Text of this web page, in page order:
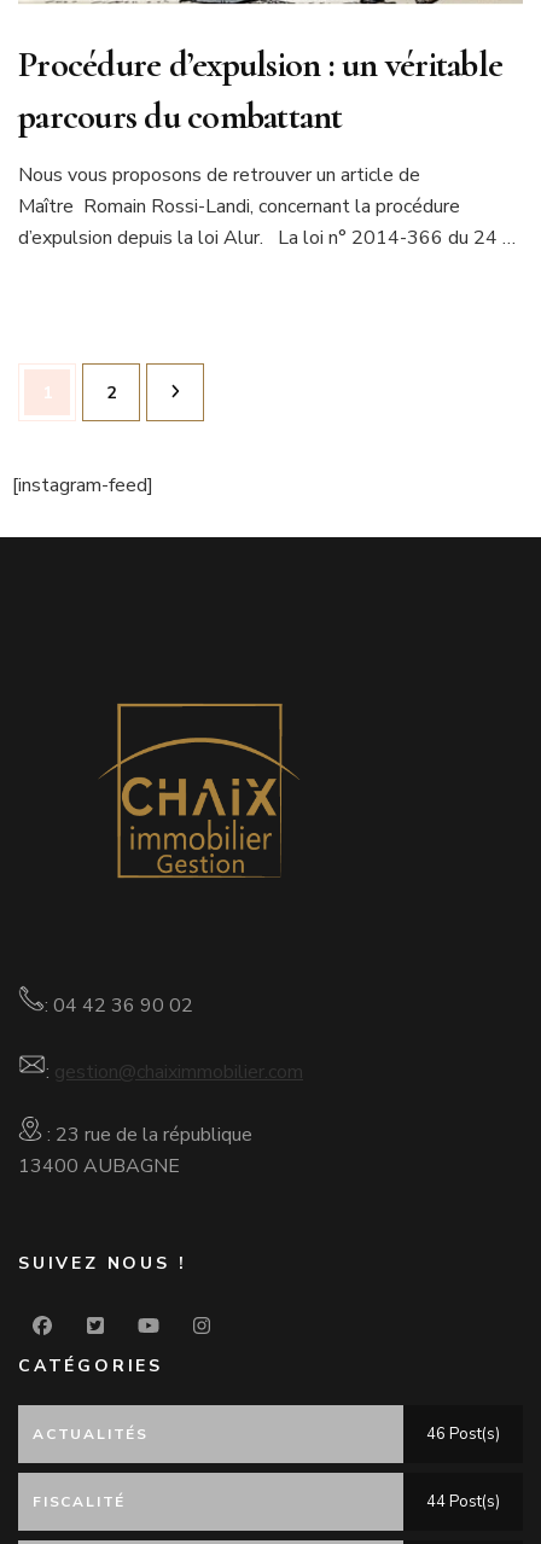
Procédure d’expulsion : un véritable
parcours du combattant
Nous vous proposons de retrouver un article de
Maître Romain Rossi-Landi, concernant la procédure
d’expulsion depuis la loi Alur. La loi n° 2014-366 du 24 …
Pagination
desPage
1 Page
2
[instagram-feed]
: 04 42 36 90 02
: gestion@chaiximmobilier.com
: 23 rue de la république
13400 AUBAGNE
SUIVEZ NOUS !
CATÉGORIES
ACTUALITÉS 46 Post(s)
FISCALITÉ 44 Post(s)